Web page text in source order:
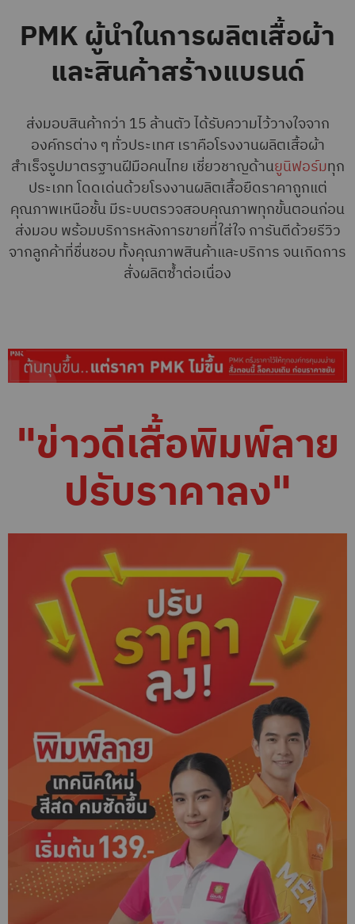
PMK ผู้นำในการผลิตเสื้อผ้า
และสินค้าสร้างแบรนด์
ส่งมอบสินค้ากว่า 15 ล้านตัว ได้รับความไว้วางใจจาก
องค์กรต่าง ๆ ทั่วประเทศ เราคือโรงงานผลิตเสื้อผ้า
สำเร็จรูปมาตรฐานฝีมือคนไทย เชี่ยวชาญด้านยูนิฟอร์มทุก
ประเภท โดดเด่นด้วยโรงงานผลิตเสื้อยืดราคาถูกแต่
คุณภาพเหนือชั้น มีระบบตรวจสอบคุณภาพทุกขั้นตอนก่อน
ส่งมอบ พร้อมบริการหลังการขายที่ใส่ใจ การันตีด้วยรีวิว
จากลูกค้าที่ชื่นชอบ ทั้งคุณภาพสินค้าและบริการ จนเกิดการ
สั่งผลิตซ้ำต่อเนื่อง
"ข่าวดีเสื้อพิมพ์ลาย
ปรับราคาลง"